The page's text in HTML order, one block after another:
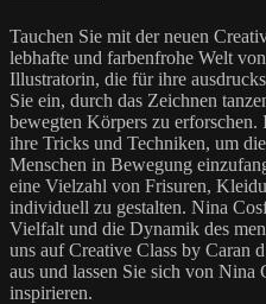
Tauchen Sie mit der neuen
lebhafte und farbenfrohe Welt
Illustratorin, die für ihre
Sie ein, durch das Zeichnen
bewegten Körpers zu
ihre Tricks und Techniken, um
Menschen in Bewegung
eine Vielzahl von Frisuren,
individuell zu gestalten. Nina
Vielfalt und die Dynamik des
uns auf Creative Class by Caran
aus und lassen Sie sich von Nina
inspirieren.